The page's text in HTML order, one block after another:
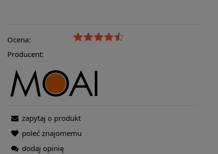
Ocena:
Producent:
zapytaj o produkt
poleć znajomemu
dodaj opinię